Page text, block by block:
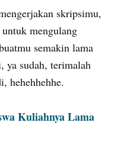
skripsimu,
mengulang
semakin lama
ya sudah, terimalah
hehehhehhe.
Kuliahnya Lama